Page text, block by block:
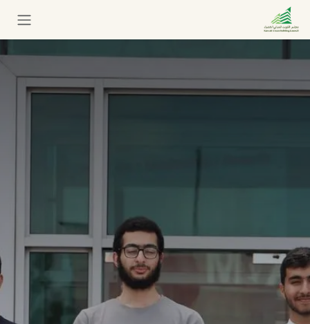
تخطي للذهاب إلى المحتوى